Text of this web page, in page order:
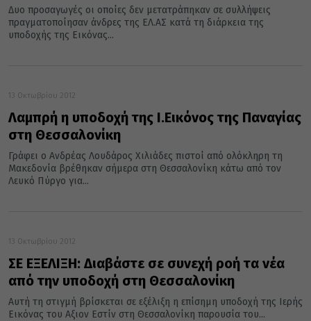
Δυο προσαγωγές οι οποίες δεν μετατράπηκαν σε συλλήψεις
πραγματοποίησαν άνδρες της ΕΛ.ΑΣ κατά τη διάρκεια της
υποδοχής της Εικόνας...
13 Οκτωβρίου 2012
Λαμπρή η υποδοχή της Ι.Εικόνος της Παναγίας
στη Θεσσαλονίκη
Γράφει ο Ανδρέας Λουδάρος Χιλιάδες πιστοί από ολόκληρη τη
Μακεδονία βρέθηκαν σήμερα στη Θεσσαλονίκη κάτω από τον
Λευκό Πύργο για...
13 Οκτωβρίου 2012
ΣΕ ΕΞΕΛΙΞΗ: Διαβάστε σε συνεχή ροή τα νέα
από την υποδοχή στη Θεσσαλονίκη
Αυτή τη στιγμή βρίσκεται σε εξέλιξη η επίσημη υποδοχή της Ιερής
Εικόνας του Αξιον Εστίν στη Θεσσαλονίκη παρουσία του...